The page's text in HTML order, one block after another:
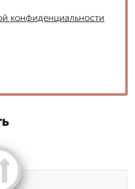
конфиденциальности